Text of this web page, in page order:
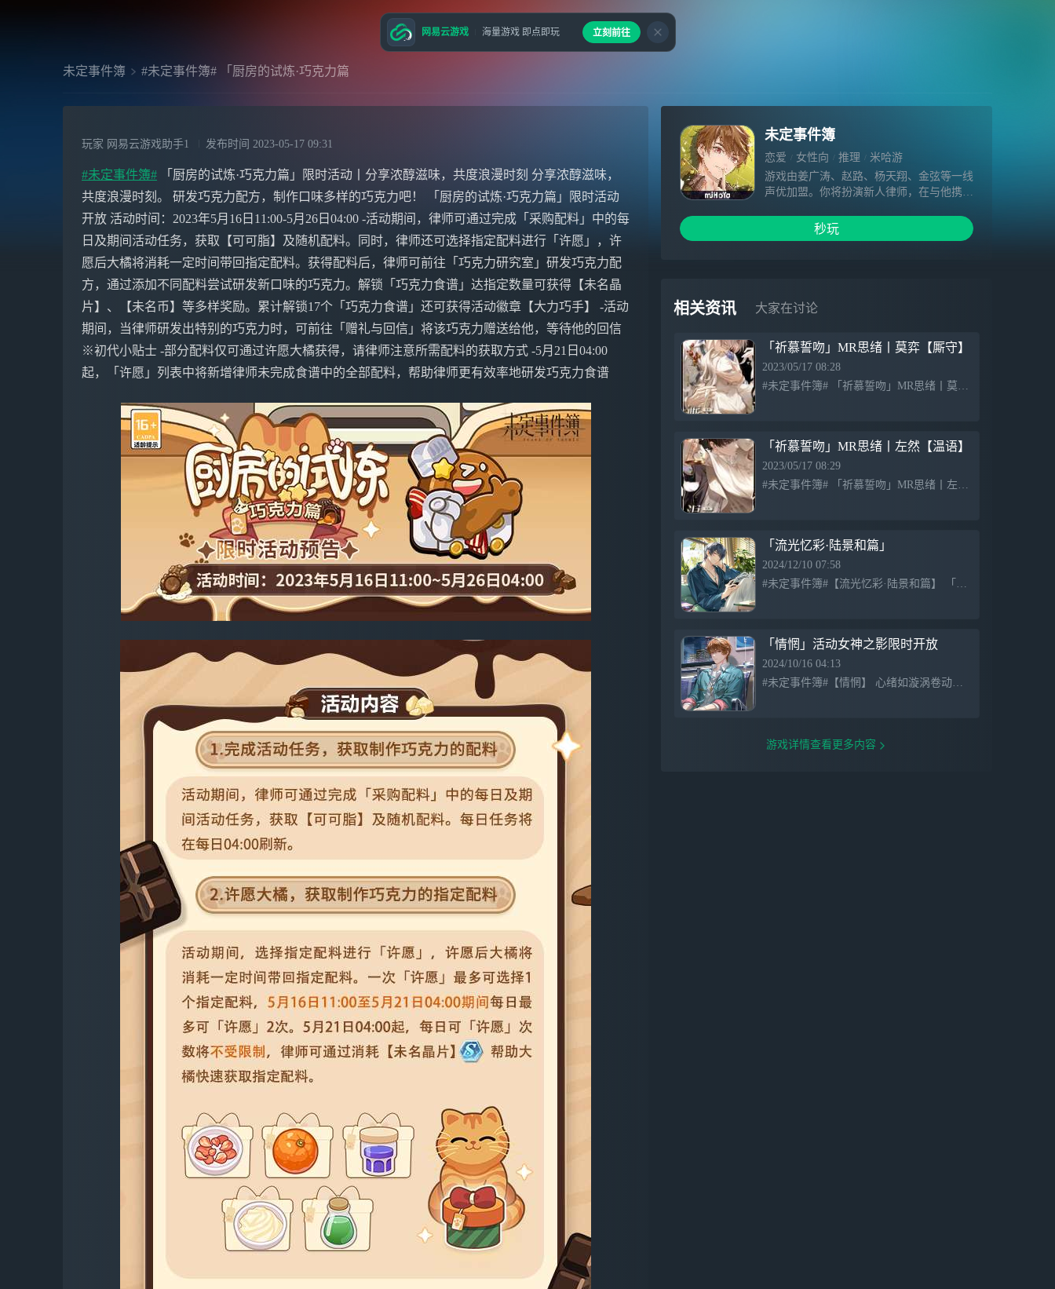
未定事件簿 #未定事件簿# 「厨房的试炼·巧克力篇
玩家 网易云游戏助手1 发布时间 2023-05-17 09:31
#未定事件簿# 「厨房的试炼·巧克力篇」限时活动丨分享浓醇滋味，共度浪漫时刻 分享浓醇滋味，
共度浪漫时刻。 研发巧克力配方，制作口味多样的巧克力吧！ 「厨房的试炼·巧克力篇」限时活动
开放 活动时间：2023年5月16日11:00-5月26日04:00 -活动期间，律师可通过完成「采购配料」中的每
日及期间活动任务，获取【可可脂】及随机配料。同时，律师还可选择指定配料进行「许愿」，许
愿后大橘将消耗一定时间带回指定配料。获得配料后，律师可前往「巧克力研究室」研发巧克力配
方，通过添加不同配料尝试研发新口味的巧克力。解锁「巧克力食谱」达指定数量可获得【未名晶
片】、【未名币】等多样奖励。累计解锁17个「巧克力食谱」还可获得活动徽章【大力巧手】 -活动
期间，当律师研发出特别的巧克力时，可前往「赠礼与回信」将该巧克力赠送给他，等待他的回信
※初代小贴士 -部分配料仅可通过许愿大橘获得，请律师注意所需配料的获取方式 -5月21日04:00
起，「许愿」列表中将新增律师未完成食谱中的全部配料，帮助律师更有效率地研发巧克力食谱
未定事件簿
恋爱 女性向 推理
米哈游
游戏由姜广涛、赵路、杨天翔、金弦等一线
声优加盟。你将扮演新人律师，在与他携手
阴谋。这是一场恋爱x推理的冒险，你将做
出怎样的抉择？“接下这份委托，你将面对
秒玩
相关资讯 大家在讨论
「祈慕誓吻」MR思绪丨莫弈【厮守】
2023/05/17 08:28
#未定事件簿# 「祈慕誓吻」MR思绪丨莫弈【厮守】 一见情钟，恒久厮守。 2023年5月16日11:00-5月23日04:00，「祈慕誓吻」活动限时开放 参与限时活动有机会获得全新「祈慕誓吻」
「祈慕誓吻」MR思绪丨左然【温语】
2023/05/17 08:29
#未定事件簿# 「祈慕誓吻」MR思绪丨左然【温语】 前路浮沉，温语在侧。 2023年5月16日11:00-5月23日04:00，「祈慕誓吻」活动限时开放 参与限时活动有机会获得全新「祈慕誓吻」
「流光忆彩·陆景和篇」
2024/12/10 07:58
#未定事件簿#【流光忆彩·陆景和篇】 「流光忆彩·陆景和篇」限时活动即将开启，陆景和SSR思绪【浮生半日】开放获取 “如果我们有很多很多空闲就好了。 这样我们就可以在这里……随心所欲地浪费时间。”
「情惘」活动女神之影限时开放
2024/10/16 04:13
#未定事件簿#【情惘】 心绪如漩涡卷动，情愫如星尘迸发。 「情惘」活动女神之影限时开放 活动时间：2024年10月17日11:00-10月24日04:00 活动期间，律师可在「情惘」活动界面使用
游戏详情查看更多内容
网易云游戏 海量游戏 即点即玩 立刻前往